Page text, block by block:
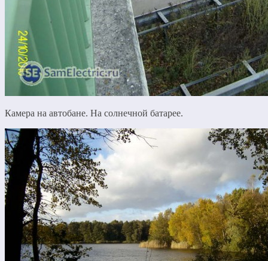
Камера на автобане. На солнечной батарее.